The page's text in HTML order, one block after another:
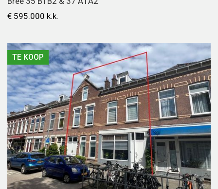
€ 595.000 k.k.
TE KOOP